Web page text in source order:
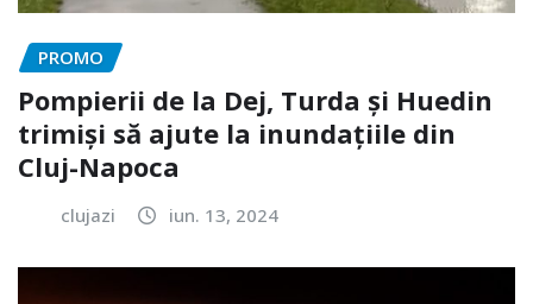
PROMO
Pompierii de la Dej, Turda și Huedin
trimiși să ajute la inundațiile din
Cluj-Napoca
clujazi iun. 13, 2024